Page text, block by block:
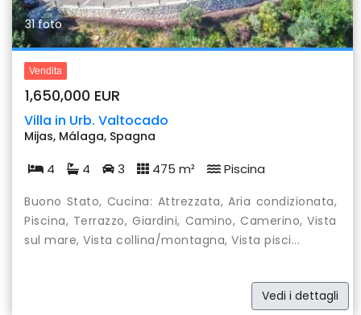
31 foto
Vendita
1,650,000 EUR
Villa in Urb. Valtocado
Mijas, Málaga, Spagna
4 4 3 475 m² Piscina
Buono Stato, Cucina: Attrezzata, Aria condizionata,
Piscina, Terrazzo, Giardini, Camino, Camerino, Vista
sul mare, Vista collina/montagna, Vista pisci...
Vedi i dettagli